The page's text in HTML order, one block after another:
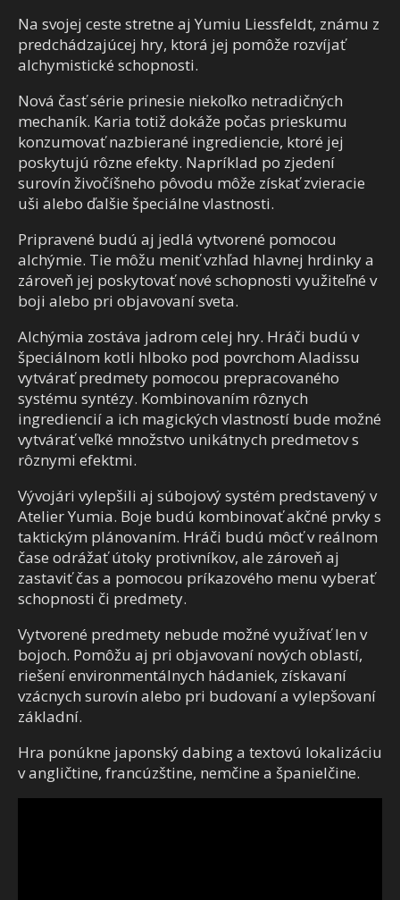
Na svojej ceste stretne aj Yumiu Liessfeldt, známu z
predchádzajúcej hry, ktorá jej pomôže rozvíjať
alchymistické schopnosti.
Nová časť série prinesie niekoľko netradičných
mechaník. Karia totiž dokáže počas prieskumu
konzumovať nazbierané ingrediencie, ktoré jej
poskytujú rôzne efekty. Napríklad po zjedení
surovín živočíšneho pôvodu môže získať zvieracie
uši alebo ďalšie špeciálne vlastnosti.
Pripravené budú aj jedlá vytvorené pomocou
alchýmie. Tie môžu meniť vzhľad hlavnej hrdinky a
zároveň jej poskytovať nové schopnosti využiteľné v
boji alebo pri objavovaní sveta.
Alchýmia zostáva jadrom celej hry. Hráči budú v
špeciálnom kotli hlboko pod povrchom Aladissu
vytvárať predmety pomocou prepracovaného
systému syntézy. Kombinovaním rôznych
ingrediencií a ich magických vlastností bude možné
vytvárať veľké množstvo unikátnych predmetov s
rôznymi efektmi.
Vývojári vylepšili aj súbojový systém predstavený v
Atelier Yumia. Boje budú kombinovať akčné prvky s
taktickým plánovaním. Hráči budú môcť v reálnom
čase odrážať útoky protivníkov, ale zároveň aj
zastaviť čas a pomocou príkazového menu vyberať
schopnosti či predmety.
Vytvorené predmety nebude možné využívať len v
bojoch. Pomôžu aj pri objavovaní nových oblastí,
riešení environmentálnych hádaniek, získavaní
vzácnych surovín alebo pri budovaní a vylepšovaní
základní.
Hra ponúkne japonský dabing a textovú lokalizáciu
v angličtine, francúzštine, nemčine a španielčine.